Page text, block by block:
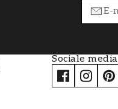
Sociale media